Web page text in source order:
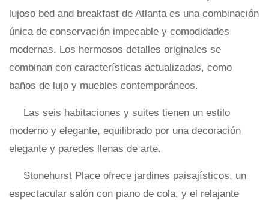
lujoso bed and breakfast de Atlanta es una combinación
única de conservación impecable y comodidades
modernas. Los hermosos detalles originales se
combinan con características actualizadas, como
baños de lujo y muebles contemporáneos.
Las seis habitaciones y suites tienen un estilo
moderno y elegante, equilibrado por una decoración
elegante y paredes llenas de arte.
Stonehurst Place ofrece jardines paisajísticos, un
espectacular salón con piano de cola, y el relajante